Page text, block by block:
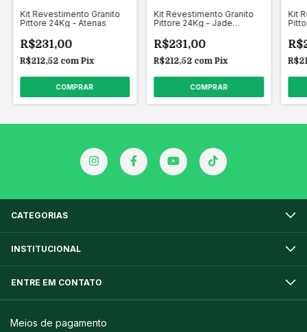
Kit Revestimento Granito
Pittore 24Kg - Atenas
R$231,00
R$212,52 com Pix
Kit Revestimento Granito
Pittore 24Kg - Jade
R$231,00
R$212,52 com Pix
Kit
CATEGORIAS
INSTITUCIONAL
ENTRE EM CONTATO
Meios de pagamento